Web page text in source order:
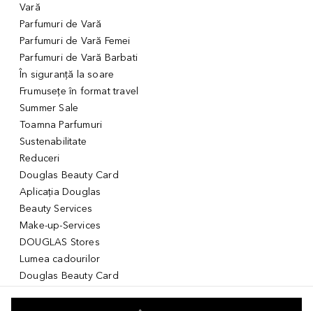
Vară
Parfumuri de Vară
Parfumuri de Vară Femei
Parfumuri de Vară Barbati
În siguranță la soare
Frumusețe în format travel
Summer Sale
Toamna Parfumuri
Sustenabilitate
Reduceri
Douglas Beauty Card
Aplicația Douglas
Beauty Services
Make-up-Services
DOUGLAS Stores
Lumea cadourilor
Douglas Beauty Card